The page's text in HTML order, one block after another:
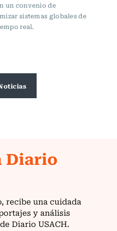
un convenio de
sistemas globales de
real.